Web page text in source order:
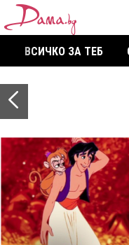
ВСИЧКО ЗА ТЕБ